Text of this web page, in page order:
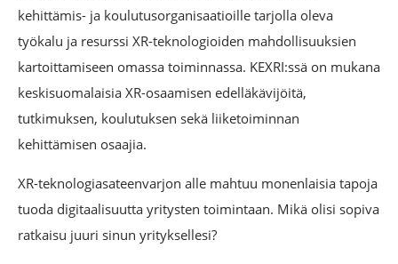
kehittämis- ja koulutusorganisaatioille tarjolla oleva
työkalu ja resurssi XR-teknologioiden mahdollisuuksien
kartoittamiseen omassa toiminnassa. KEXRI:ssä on mukana
keskisuomalaisia XR-osaamisen edelläkävijöitä,
tutkimuksen, koulutuksen sekä liiketoiminnan
kehittämisen osaajia.
XR-teknologiasateenvarjon alle mahtuu monenlaisia tapoja
tuoda digitaalisuutta yritysten toimintaan. Mikä olisi sopiva
ratkaisu juuri sinun yrityksellesi?